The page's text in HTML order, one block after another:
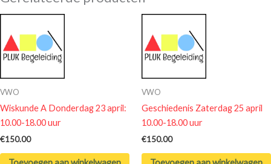
VWO
Wiskunde A Donderdag 23 april:
10.00-18.00 uur
€150.00
VWO
Geschiedenis Zaterdag 25 april
10.00-18.00 uur
€150.00